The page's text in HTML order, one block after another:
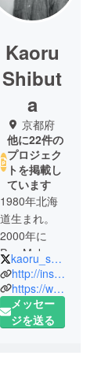
Kaoru
Shibut
a
京都府
他に22件の
プロジェク
トを掲載し
ています
1980年北海
道生まれ。
2000年に
Pan Make-
up School、
2003年に
Kanebo
Make-up
kaoru_shibuta
http://instagram.com/shibuta_arts
https://www.saatchiart.com/shibuta777
メッセー
ジを送る